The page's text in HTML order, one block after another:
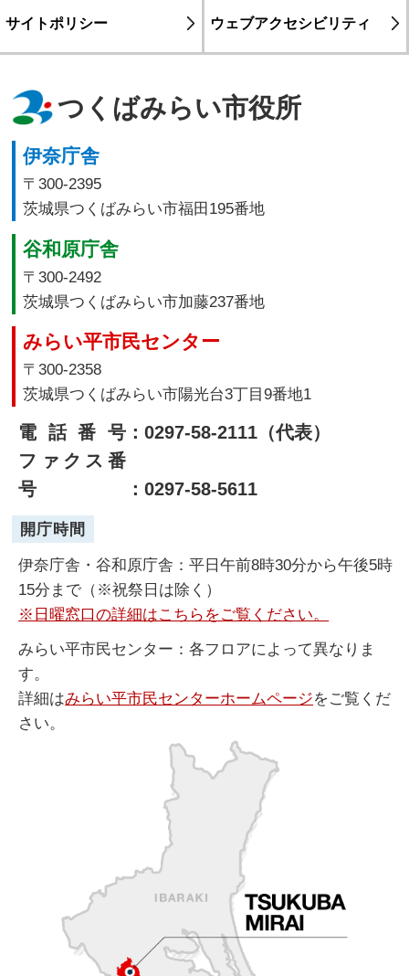
サイトポリシー ウェブアクセシビリティ
つくばみらい市役所
伊奈庁舎
〒300-2395
茨城県つくばみらい市福田195番地
谷和原庁舎
〒300-2492
茨城県つくばみらい市加藤237番地
みらい平市民センター
〒300-2358
茨城県つくばみらい市陽光台3丁目9番地1
電話番号：0297-58-2111（代表）
ファクス番
号
：0297-58-5611
開庁時間
伊奈庁舎・谷和原庁舎：平日午前8時30分から午後5時
15分まで（※祝祭日は除く）
※日曜窓口の詳細はこちらをご覧ください。
みらい平市民センター：各フロアによって異なりま
す。
詳細はみらい平市民センターホームページをご覧くだ
さい。